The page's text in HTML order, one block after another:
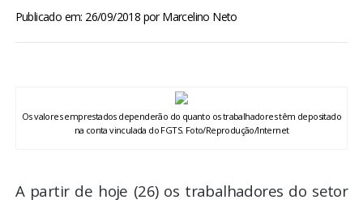
ENQUETE
Publicado em: 26/09/2018 porMarcelino Neto
Os valores emprestados dependerão do quanto os trabalhadores têm depositado
na conta vinculada do FGTS. Foto/Reprodução/Internet
A partir de hoje (26) os trabalhadores do setor